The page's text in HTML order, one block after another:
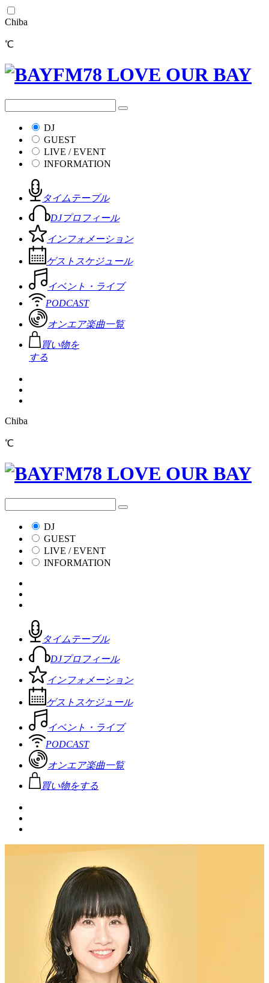
Chiba
℃
DJ
GUEST
LIVE / EVENT
INFORMATION
タイムテーブル
DJプロフィール
インフォメーション
ゲストスケジュール
イベント・ライブ
PODCAST
オンエア楽曲一覧
買い物を
する
Chiba
℃
DJ
GUEST
LIVE / EVENT
INFORMATION
タイムテーブル
DJプロフィール
インフォメーション
ゲストスケジュール
イベント・ライブ
PODCAST
オンエア楽曲一覧
買い物をする